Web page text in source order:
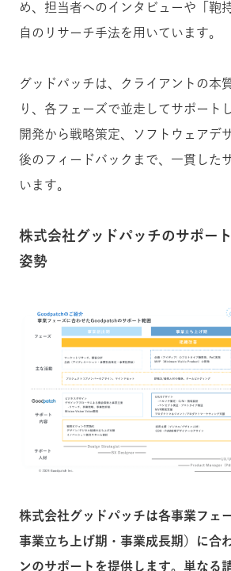
め、担当者へのインタビューや「鞄
自のリサーチ手法を用いています。
グッドパッチは、クライアントの本
り、各フェーズで並走してサポート
開発から戦略策定、ソフトウェアデ
後のフィードバックまで、一貫した
います。
株式会社グッドパッチのサポー
姿勢
株式会社グッドパッチは各事業フェ
事業立ち上げ期・事業成長期）に合
ンのサポートを提供します。単なる